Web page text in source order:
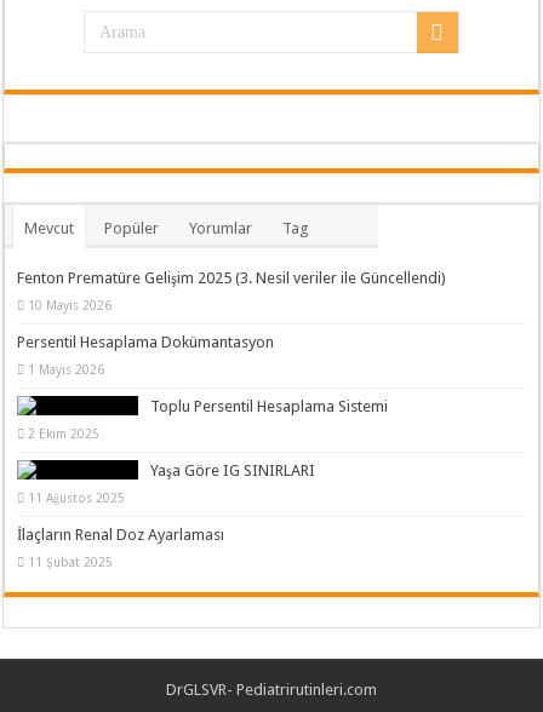
Mevcut Popüler Yorumlar Tag
Fenton Prematüre Gelişim 2025 (3. Nesil veriler ile Güncellendi)
10 Mayıs 2026
Persentil Hesaplama Dokümantasyon
1 Mayıs 2026
Toplu Persentil Hesaplama Sistemi
2 Ekim 2025
Yaşa Göre IG SINIRLARI
11 Ağustos 2025
İlaçların Renal Doz Ayarlaması
11 Şubat 2025
DrGLSVR- Pediatrirutinleri.com